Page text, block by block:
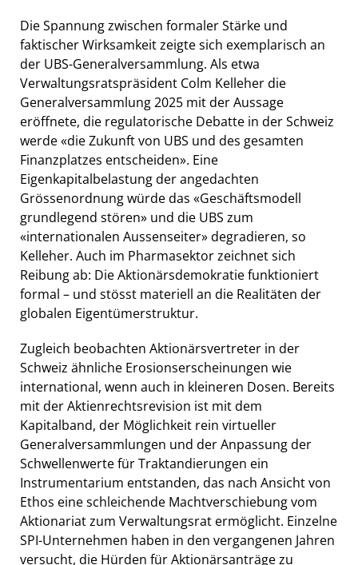
Die Spannung zwischen formaler Stärke und
faktischer Wirksamkeit zeigte sich exemplarisch an
der UBS-Generalversammlung. Als etwa
Verwaltungsratspräsident Colm Kelleher die
Generalversammlung 2025 mit der Aussage
eröffnete, die regulatorische Debatte in der Schweiz
werde «die Zukunft von UBS und des gesamten
Finanzplatzes entscheiden». Eine
Eigenkapitalbelastung der angedachten
Grössenordnung würde das «Geschäftsmodell
grundlegend stören» und die UBS zum
«internationalen Aussenseiter» degradieren, so
Kelleher. Auch im Pharmasektor zeichnet sich
Reibung ab: Die Aktionärsdemokratie funktioniert
formal – und stösst materiell an die Realitäten der
globalen Eigentümerstruktur.
Zugleich beobachten Aktionärsvertreter in der
Schweiz ähnliche Erosionserscheinungen wie
international, wenn auch in kleineren Dosen. Bereits
mit der Aktienrechtsrevision ist mit dem
Kapitalband, der Möglichkeit rein virtueller
Generalversammlungen und der Anpassung der
Schwellenwerte für Traktandierungen ein
Instrumentarium entstanden, das nach Ansicht von
Ethos eine schleichende Machtverschiebung vom
Aktionariat zum Verwaltungsrat ermöglicht. Einzelne
SPI-Unternehmen haben in den vergangenen Jahren
versucht, die Hürden für Aktionärsanträge zu